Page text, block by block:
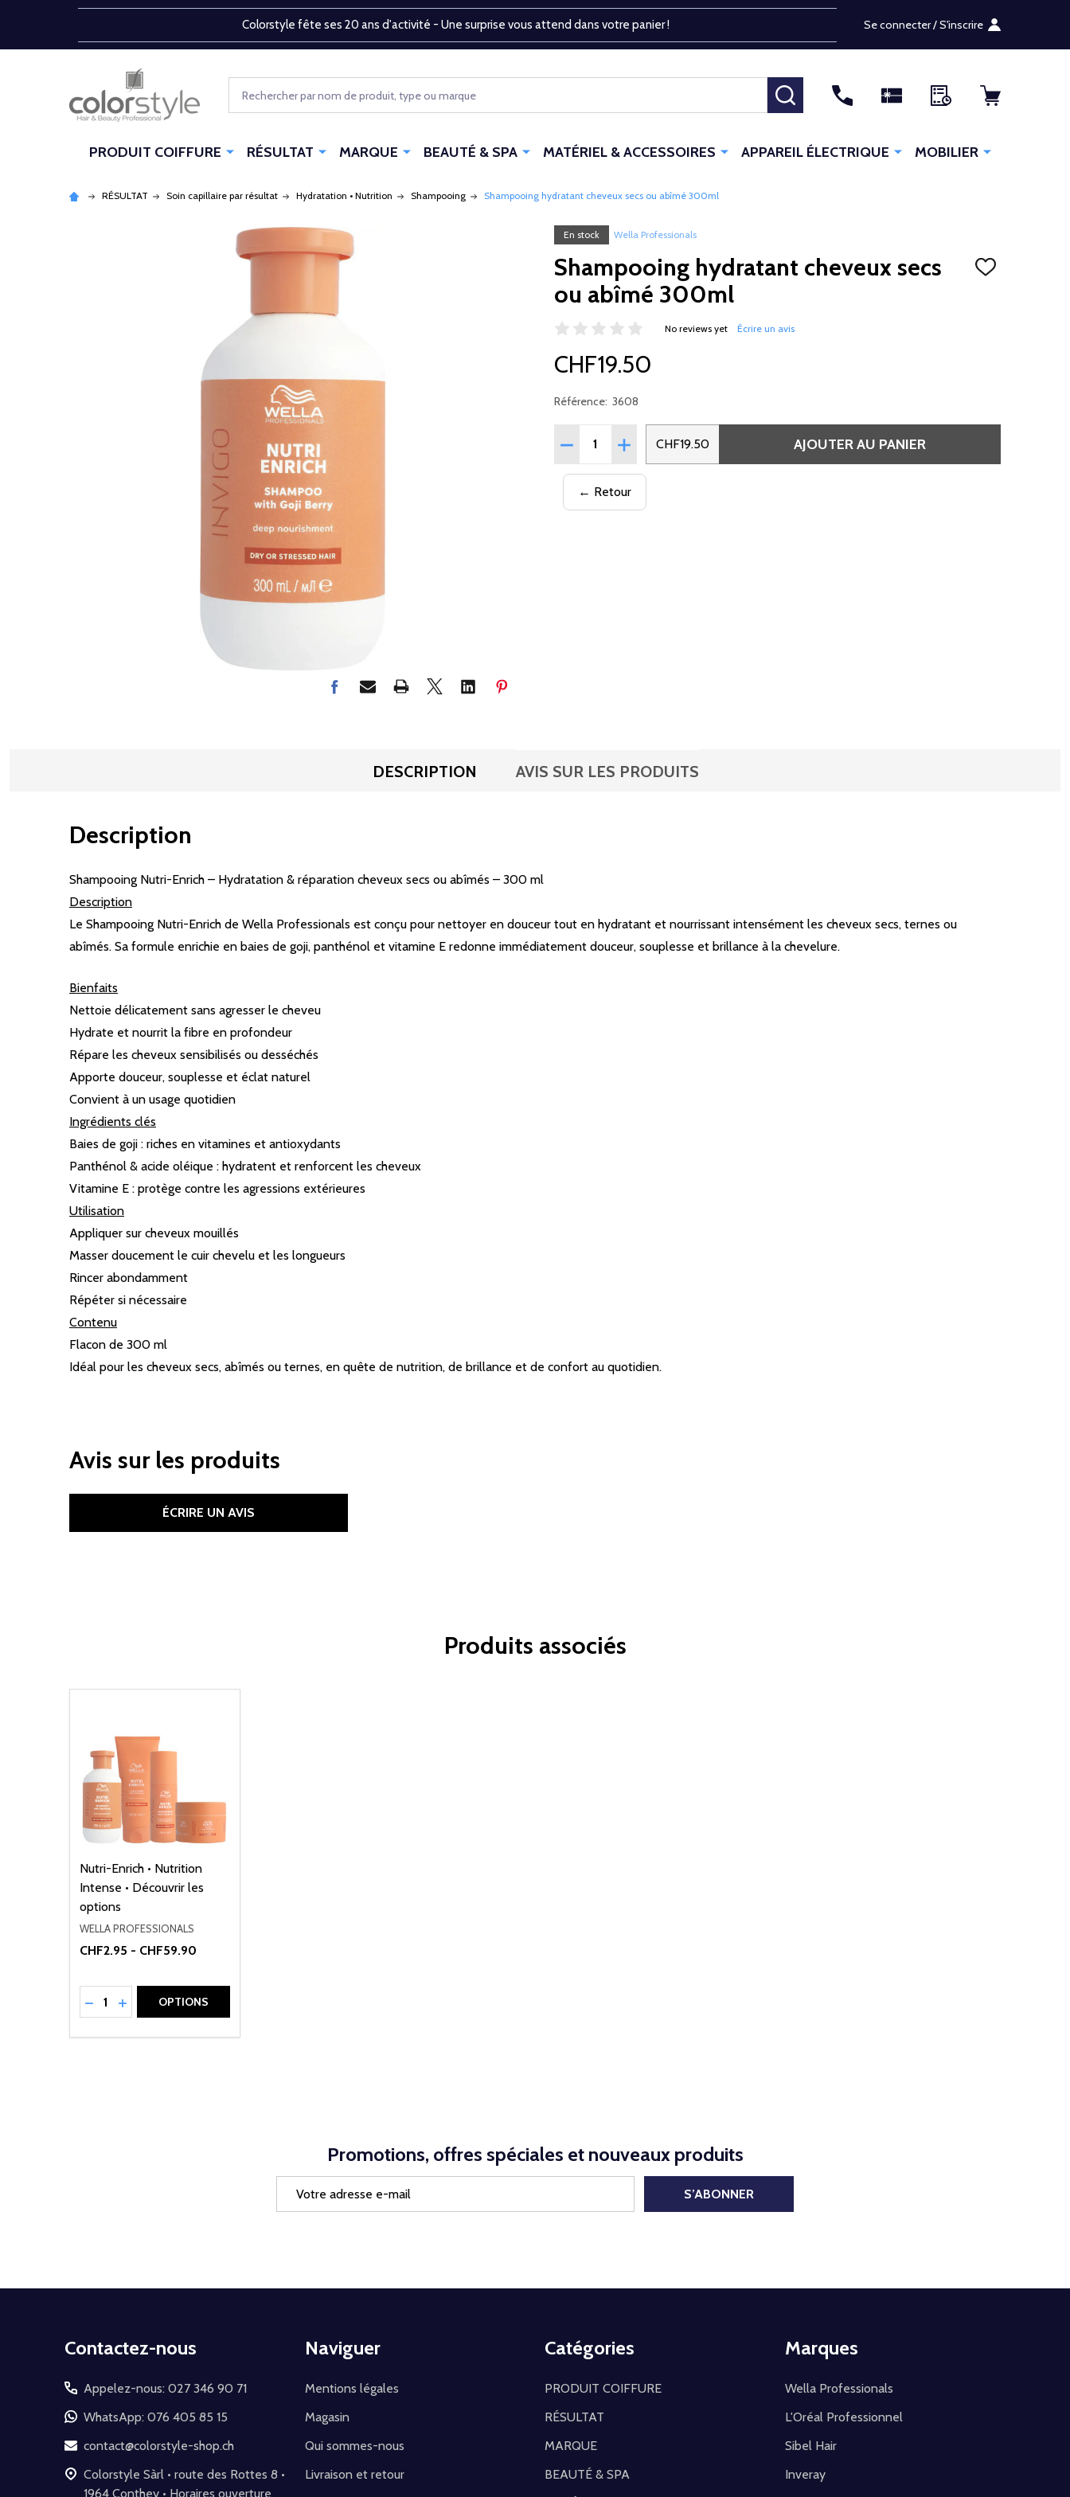
Colorstyle fête ses 20 ans d'activité - Une surprise vous attend dans votre panier ! Se connecter / S'inscrire
RECHERCHER
PRODUIT COIFFURE RÉSULTAT MARQUE BEAUTÉ & SPA MATÉRIEL & ACCESSOIRES APPAREIL ÉLECTRIQUE MOBILIER
RÉSULTAT Soin capillaire par résultat Hydratation • Nutrition Shampooing Shampooing hydratant cheveux secs ou abîmé 300ml
En stock Wella Professionals
Shampooing hydratant cheveux secs
ou abîmé 300ml
AJOUTER
No reviews yet Écrire un avis
CHF19.50
Référence: 3608
Quantité:
RÉDUIRE LA QUANTITÉ DE SHAMPOOING HYDRATANT CHEVEUX SECS OU ABÎMÉ
AUGMENTER LA QUANTITÉ DE SHAMPOOING HYDRATANT CHEVEUX SECS
CHF19.50 AJOUTER AU PANIER
← Retour
DESCRIPTION AVIS SUR LES PRODUITS
Description
Shampooing Nutri-Enrich – Hydratation & réparation cheveux secs ou abîmés – 300 ml
Description
Le Shampooing Nutri-Enrich de Wella Professionals est conçu pour nettoyer en douceur tout en hydratant et nourrissant intensément les cheveux secs, ternes ou
abîmés. Sa formule enrichie en baies de goji, panthénol et vitamine E redonne immédiatement douceur, souplesse et brillance à la chevelure.
Bienfaits
Nettoie délicatement sans agresser le cheveu
Hydrate et nourrit la fibre en profondeur
Répare les cheveux sensibilisés ou desséchés
Apporte douceur, souplesse et éclat naturel
Convient à un usage quotidien
Ingrédients clés
Baies de goji : riches en vitamines et antioxydants
Panthénol & acide oléique : hydratent et renforcent les cheveux
Vitamine E : protège contre les agressions extérieures
Utilisation
Appliquer sur cheveux mouillés
Masser doucement le cuir chevelu et les longueurs
Rincer abondamment
Répéter si nécessaire
Contenu
Flacon de 300 ml
Idéal pour les cheveux secs, abîmés ou ternes, en quête de nutrition, de brillance et de confort au quotidien.
Avis sur les produits
ÉCRIRE UN AVIS
Produits associés
Nutri-Enrich • Nutrition
Intense • Découvrir les
options
WELLA PROFESSIONALS
CHF2.95 - CHF59.90
Quantité:
RÉDUIRE LA QUANTITÉ DE UNDEFINED
AUGMENTER LA QUANTITÉ DE UNDEFINED
OPTIONS
Promotions, offres spéciales et nouveaux produits
S’ABONNER
Contactez-nous
Appelez-nous: 027 346 90 71
WhatsApp: 076 405 85 15
contact@colorstyle-shop.ch
Colorstyle Sàrl • route des Rottes 8 •
1964 Conthey • Horaires ouverture
Naviguer
Mentions légales
Magasin
Qui sommes-nous
Livraison et retour
Catégories
PRODUIT COIFFURE
RÉSULTAT
MARQUE
BEAUTÉ & SPA
Marques
Wella Professionals
L'Oréal Professionnel
Sibel Hair
Inveray